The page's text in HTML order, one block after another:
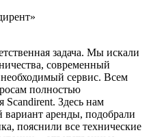
задача. Мы искали
современный
сервис. Всем
полностью
Scandirent. Здесь нам
аренды, подобрали
пояснили все технические